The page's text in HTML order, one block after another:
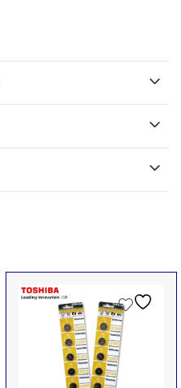
ΜΑΡΚΑΔΌΡΟΙ ΑΝΕΞΊΤΗΛΟΙ